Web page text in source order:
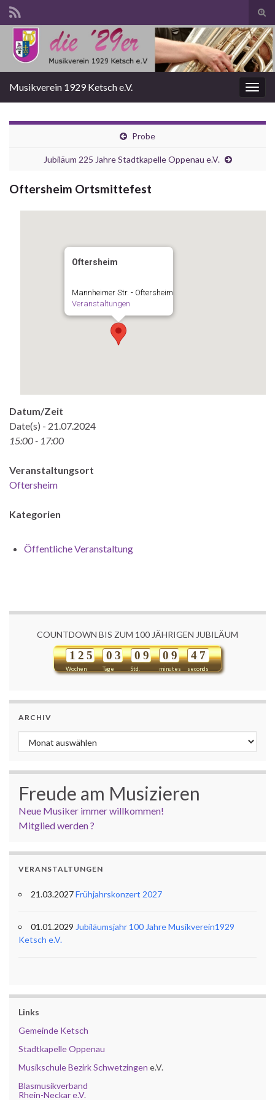
Search for:
Musikverein 1929 Ketsch e.V.
Probe
Jubiläum 225 Jahre Stadtkapelle Oppenau e.V.
Oftersheim Ortsmittefest
Oftersheim
Mannheimer Str. - Oftersheim
Veranstaltungen
Datum/Zeit
Date(s) - 21.07.2024
15:00 - 17:00
Veranstaltungsort
Oftersheim
Kategorien
Öffentliche Veranstaltung
COUNTDOWN BIS ZUM 100 JÄHRIGEN JUBILÄUM
Wochen
1 2 5
Tage
0 3
Std.
0 9
minutes
0 9
seconds
4 7
ARCHIV
Archiv
Freude am Musizieren
Neue Musiker immer willkommen!
Mitglied werden ?
VERANSTALTUNGEN
21.03.2027Frühjahrskonzert 2027
01.01.2029 Jubiläumsjahr 100 Jahre Musikverein1929
Ketsch e.V.
Links
Gemeinde Ketsch
Stadtkapelle Oppenau
Musikschule Bezirk Schwetzingen e.V.
Blasmusikverband
Rhein-Neckar e.V.